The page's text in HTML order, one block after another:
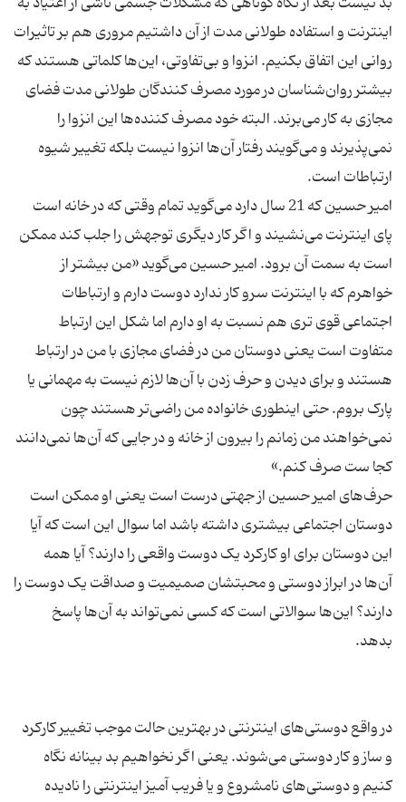
اینترنت و استفاده طولانی مدت از آن داشتیم مروری هم بر تاثیرات
روانی این اتفاق بکنیم. انزوا و بی‌تفاوتی، این‌ها کلماتی هستند که
بیشتر روان‌شناسان در مورد مصرف کنندگان طولانی مدت فضای
مجازی به کار می‌برند. البته خود مصرف کننده‌ها این انزوا را
نمی‌پذیرند و می‌گویند رفتار آن‌ها انزوا نیست بلکه تغییر شیوه
امیر حسین که 21 سال دارد می‌گوید تمام وقتی که در خانه است
پای اینترنت می‌نشیند و اگر کار دیگری توجهش را جلب کند ممکن
است به سمت آن برود. امیر حسین می‌گوید «من بیشتر از
خواهرم که با اینترنت سرو کار ندارد دوست دارم و ارتباطات
اجتماعی قوی تری هم نسبت به او دارم اما شکل این ارتباط
متفاوت است یعنی دوستان من در فضای مجازی با من در ارتباط
هستند و برای دیدن و حرف زدن با آن‌ها لازم نیست به مهمانی یا
پارک بروم. حتی اینطوری خانواده من راضی‌تر هستند چون
نمی‌خواهند من زمانم را بیرون از خانه و در جایی که آن‌ها نمی‌دانند
حرف‌های امیر حسین از جهتی درست است یعنی او ممکن است
دوستان اجتماعی بیشتری داشته باشد اما سوال این است که آیا
این دوستان برای او کارکرد یک دوست واقعی را دارند؟ آیا همه
آن‌ها در ابراز دوستی و محبتشان صمیمیت و صداقت یک دوست را
دارند؟ این‌ها سوالاتی است که کسی نمی‌تواند به آن‌ها پاسخ
در واقع دوستی‌های اینترنتی در بهترین حالت موجب تغییر کارکرد
و ساز و کار دوستی می‌شوند. یعنی اگر نخواهیم بد بینانه نگاه
کنیم و دوستی‌های نامشروع و یا فریب آمیز اینترنتی را نادیده